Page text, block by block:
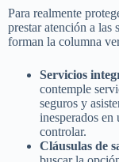
Para realmente
prestar atención a las
forman la columna
Servicios
contemple
seguros y
inesperados
controlar.
Cláusulas de